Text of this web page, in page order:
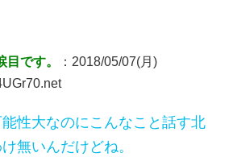
です。
：2018/05/07(月)
性大なのにこんなこと話す北
無いんだけどね。